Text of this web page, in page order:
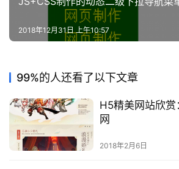
2018年12月31日 上午10:57
99%的人还看了以下文章
H5精美网站欣
网
2018年2月6日